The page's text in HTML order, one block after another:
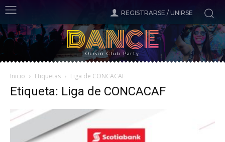
REGISTRARSE / UNIRSE
DANCE
Ocean Club Party
Inicio Etiquetas Liga de CONCACAF
Etiqueta: Liga de CONCACAF